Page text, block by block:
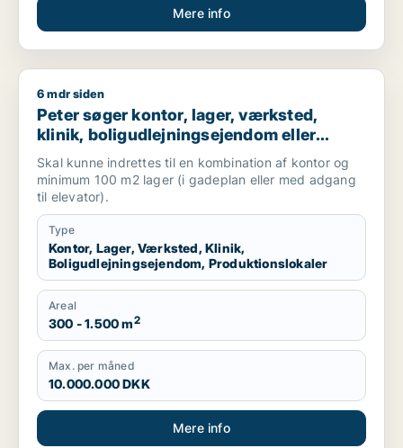
Mere info
Peter søger kontor, lager, værksted, klinik,
6 mdr siden
Peter søger kontor, lager, værksted,
klinik, boligudlejningsejendom eller
produktionslokaler til salg i
Frederiksberg, Østerbro eller Nordhavn
m.fl.
Skal kunne indrettes til en kombination af kontor og
minimum 100 m2 lager (i gadeplan eller med adgang
til elevator).
Type
Kontor, Lager, Værksted, Klinik,
Boligudlejningsejendom, Produktionslokaler
Areal
300 - 1.500 m2
Max. per måned
10.000.000 DKK
Mere info